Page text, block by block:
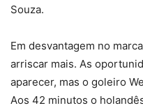
Souza.
Em desvantagem no
arriscar mais. As
aparecer, mas o goleiro
Aos 42 minutos o